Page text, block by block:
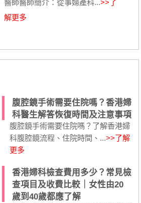
醫師醫師簡介：從事婦產科...>>了
解更多
腹腔鏡手術需要住院嗎？香港婦
科醫生解答恢復時間及注意事項
腹腔鏡手術需要住院嗎？了解香港婦
科腹腔鏡流程、住院時間、...>>了解
更多
香港婦科檢查費用多少？常見檢
查項目及收費比較｜女性由20
歲到40歲都應了解